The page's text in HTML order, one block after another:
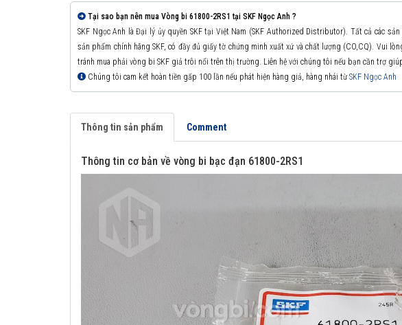
Tại sao bạn nên mua Vòng bi 61800-2RS1 tại SKF Ngọc Anh ?
SKF Ngọc Anh là Đại lý ủy quyền SKF tại Việt Nam (SKF Authorized Distributor). Tất cả các
sản phẩm chính hãng SKF, có đầy đủ giấy tờ chứng minh xuất xứ và chất lượng (CO,CQ). Vui
tránh mua phải vòng bi SKF giả trôi nổi trên thị trường. Liên hệ với chúng tôi nếu bạn cần trợ
Chúng tôi cam kết hoàn tiền gấp 100 lần nếu phát hiện hàng giả, hàng nhái từSKF Ngọc Anh
Thông tin sản phẩm Comment
Thông tin cơ bản về vòng bi bạc đạn 61800-2RS1